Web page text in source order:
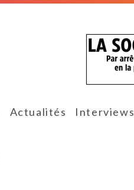
Actualités Interviews